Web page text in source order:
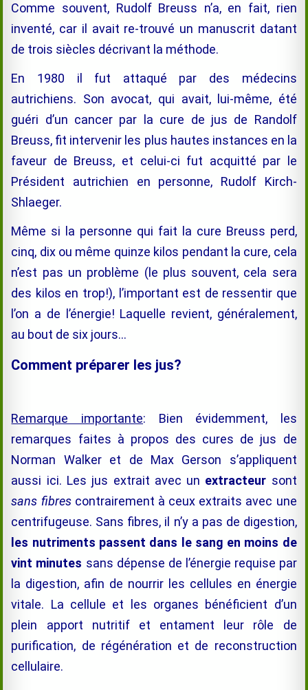
Comme souvent, Rudolf Breuss n’a, en fait, rien
inventé, car il avait re-trouvé un manuscrit datant
de trois siècles décrivant la méthode.
En 1980 il fut attaqué par des médecins
autrichiens. Son avocat, qui avait,lui-même, été
guéri d’un cancer par la cure de jus de Randolf
Breuss, fit intervenir les plus hautes instances en la
faveur de Breuss, et celui-ci fut acquitté par le
Président autrichien en personne, Rudolf Kirch-
Shlaeger.
Même si la personne qui fait la cure Breuss perd,
cinq, dix ou même quinze kilos pendant la cure, cela
n’est pas un problème (le plus souvent, cela sera
des kilos en trop!), l’important est de ressentir que
l’on a de l’énergie! Laquelle revient, généralement,
au bout de six jours…
Comment préparer les jus?
Remarque importante: Bien évidemment, les
remarques faites à propos des cures de jus de
Norman Walker et de Max Gerson s’appliquent
aussi ici. Les jus extrait avec un extracteur sont
sans fibrescontrairement à ceux extraits avec une
centrifugeuse. Sans fibres, il n’y a pas de digestion,
les nutriments passent dans le sang en moins de
vint minutes sans dépense de l’énergie requise par
la digestion, afin de nourrir les cellules en énergie
vitale. La cellule et les organes bénéficient d’un
plein apport nutritif et entament leur rôle de
purification, de régénération et de reconstruction
cellulaire.